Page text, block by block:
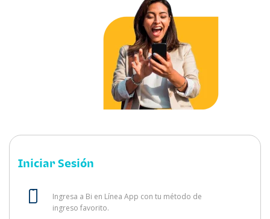
Iniciar Sesión
Ingresa a Bi en Línea App con tu método de
ingreso favorito.